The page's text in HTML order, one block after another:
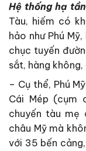
Hệ thống hạ
Tàu, hiếm có
hảo như Phú
chục tuyến
sắt, hàng
– Cụ thể, Phú
Cái Mép (cụm
chuyến tàu mẹ
châu Mỹ mà
với 35 bến